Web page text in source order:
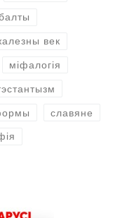
балты
век
міфалогія
славяне